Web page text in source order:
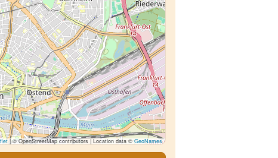
|© OpenStreetMap contributors | Location data ©GeoNames